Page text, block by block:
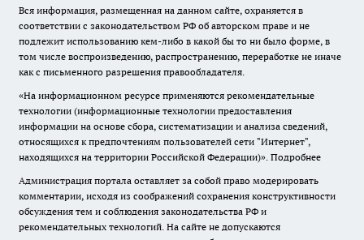
Вся информация, размещенная на данном сайте, охраняется в
соответствии с законодательством РФ об авторском праве и не
подлежит использованию кем-либо в какой бы то ни было форме, в
том числе воспроизведению, распространению, переработке не иначе
как с письменного разрешения правообладателя.
«На информационном ресурсе применяются рекомендательные
технологии (информационные технологии предоставления
информации на основе сбора, систематизации и анализа сведений,
относящихся к предпочтениям пользователей сети "Интернет",
находящихся на территории Российской Федерации)». Подробнее
Администрация портала оставляет за собой право модерировать
комментарии, исходя из соображений сохранения конструктивности
обсуждения тем и соблюдения законодательства РФ и
рекомендательных технологий. На сайте не допускаются